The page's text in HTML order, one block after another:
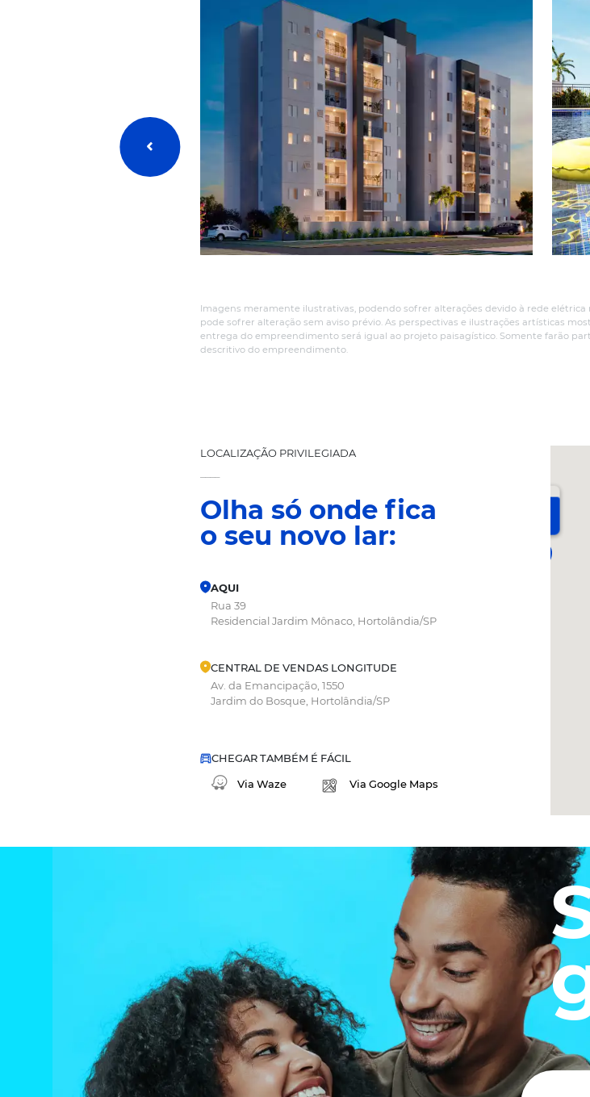
Minimercado* • CarWash
GALERIA DE IMAGENS
Plantas 2 Implantação 1
Imagens meramente ilustrativas, podendo sofrer
pode sofrer alteração sem aviso prévio. As perspectivas
LOCALIZAÇÃO PRIVILEGIADA
Olha só onde fica
o seu novo lar:
AQUI
Rua 39
Residencial Jardim Mônaco, Hortolândia/SP